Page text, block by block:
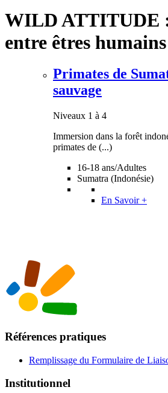
WILD ATTITUDE
entre êtres
Primates de
sauvage
Niveaux 1 à 4
Immersion dans la forêt
primates de (...)
16-18 ans/Adultes
Sumatra (Indonésie)
En Savoir +
Références pratiques
Remplissage du Formulaire de
Institutionnel